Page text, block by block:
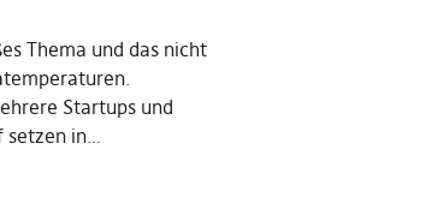
Thema und das nicht
Startups und
setzen in…